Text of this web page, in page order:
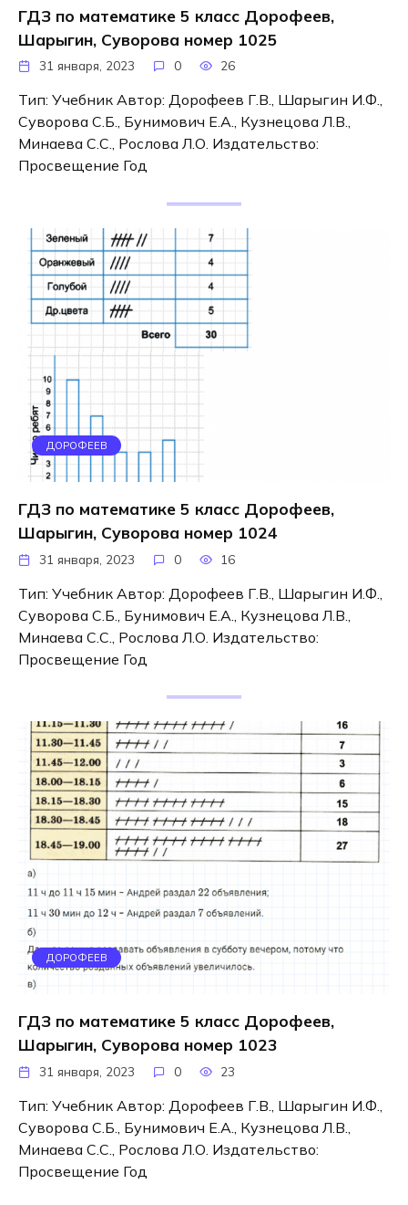
ГДЗ по математике 5 класс Дорофеев,
Шарыгин, Суворова номер 1025
31 января, 2023 0 26
Тип: Учебник Автор: Дорофеев Г.В., Шарыгин И.Ф.,
Суворова С.Б., Бунимович Е.А., Кузнецова Л.В.,
Минаева С.С., Рослова Л.О. Издательство:
Просвещение Год
ДОРОФЕЕВ
ГДЗ по математике 5 класс Дорофеев,
Шарыгин, Суворова номер 1024
31 января, 2023 0 16
Тип: Учебник Автор: Дорофеев Г.В., Шарыгин И.Ф.,
Суворова С.Б., Бунимович Е.А., Кузнецова Л.В.,
Минаева С.С., Рослова Л.О. Издательство:
Просвещение Год
ДОРОФЕЕВ
ГДЗ по математике 5 класс Дорофеев,
Шарыгин, Суворова номер 1023
31 января, 2023 0 23
Тип: Учебник Автор: Дорофеев Г.В., Шарыгин И.Ф.,
Суворова С.Б., Бунимович Е.А., Кузнецова Л.В.,
Минаева С.С., Рослова Л.О. Издательство:
Просвещение Год